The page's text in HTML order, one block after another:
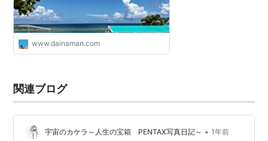
www.dainaman.com
関連ブログ
宇宙のカケラ～人生の宝箱 PENTAX写真日記～ • 1年前